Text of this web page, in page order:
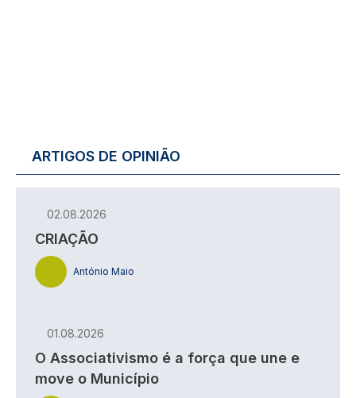
ARTIGOS DE OPINIÃO
02.08.2026
CRIAÇÃO
António Maio
01.08.2026
O Associativismo é a força que une e
move o Município